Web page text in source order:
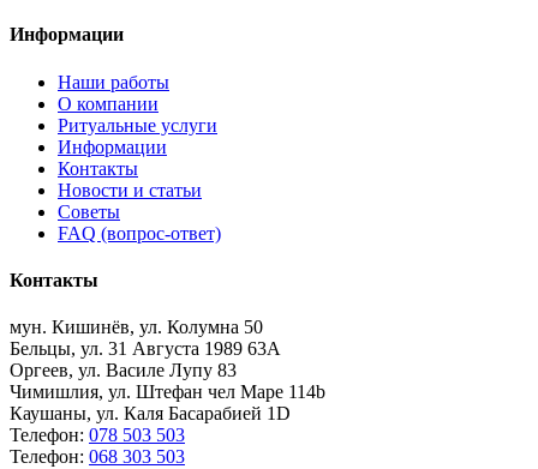
Информации
Наши работы
О компании
Ритуальные услуги
Информации
Контакты
Новости и статьи
Советы
FAQ (вопрос-ответ)
Контакты
мун. Кишинёв, ул. Колумна 50
Бельцы, ул. 31 Августа 1989 63А
Оргеев, ул. Василе Лупу 83
Чимишлия, ул. Штефан чел Маре 114b
Каушаны, ул. Каля Басарабией 1D
Телефон: 078 503 503
Телефон: 068 303 503